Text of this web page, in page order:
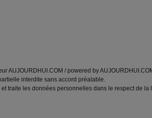
AUJOURDHUI.COM / powered by
interdite sans accord préalable.
traite les données personnelles dans le respect de